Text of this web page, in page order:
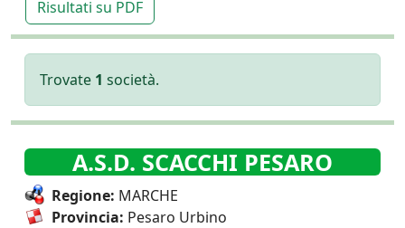
Risultati su PDF
Trovate 1 società.
A.S.D. SCACCHI PESARO
Regione: MARCHE
Provincia: Pesaro Urbino